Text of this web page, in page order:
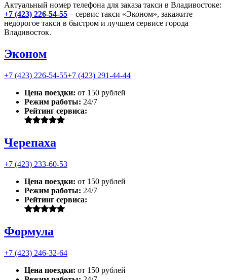
Актуальный номер телефона для заказа такси в Владивостоке:
+7 (423) 226-54-55 – сервис такси «Эконом», закажите
недорогое такси в быстром и лучшем сервисе города
Владивосток.
Эконом
+7 (423) 226-54-55+7 (423) 291-44-44
Цена поездки: от 150 рублей
Режим работы: 24/7
Рейтинг сервиса:
Черепаха
+7 (423) 233-60-53
Цена поездки: от 150 рублей
Режим работы: 24/7
Рейтинг сервиса:
Формула
+7 (423) 246-32-64
Цена поездки: от 150 рублей